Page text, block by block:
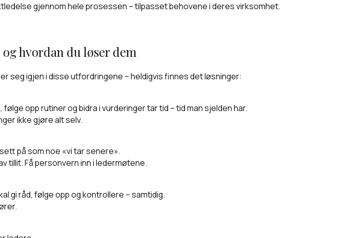
gjennom hele prosessen – tilpasset behovene i deres virksomhet.
hvordan du løser dem
seg igjen i disse utfordringene – heldigvis finnes det løsninger:
opp rutiner og bidra i vurderinger tar tid – tid man sjelden har.
ikke gjøre alt selv.
på som noe «vi tar senere».
tillit. Få personvern inn i ledermøtene.
gi råd, følge opp og kontrollere – samtidig.